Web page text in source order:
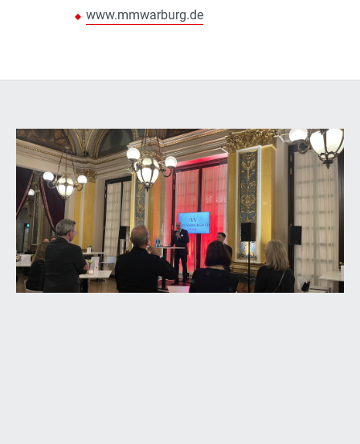
www.mmwarburg.de